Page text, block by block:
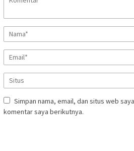
Simpan nama, email, dan situs web
komentar saya berikutnya.